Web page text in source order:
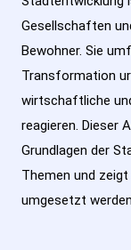
Gesellschaften
Bewohner. Sie
Transformation
wirtschaftliche
reagieren. Dieser
Grundlagen der
Themen und
umgesetzt